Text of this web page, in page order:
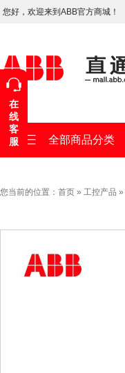
您好，欢迎来到ABB官方商城！
全部商品分类
您当前的位置： 首页 » 工控产品 »
在
线
客
服